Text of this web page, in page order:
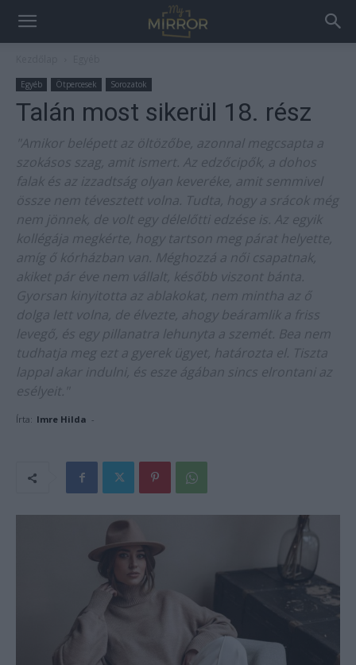
Egyéb Ötpercesek Sorozatok
Talán most sikerül 18. rész
"Amikor belépett az öltözőbe, azonnal megcsapta a
szokásos szag, amit ismert. Az edzőcipők, a dohos
falak és az izzadtság olyan keveréke, amit semmivel
össze nem tévesztett volna. Tudta, hogy a srácok még
nem jönnek, de volt egy délelőtti edzése is. Az egyik
kollégája megkérte, hogy tartson meg párat helyette,
amíg ő kórházban van. Méghozzá a női csapatnak,
akiket pár éve nem vállalt, később viszont bánta.
Gyorsan kinyitotta az ablakokat, nem mintha az ő
dolga lett volna, de élvezte, ahogy beáramlik a friss
levegő, és egy pillanatra lehunyta a szemét. Bea nem
tudhatja meg ezt a gyerek ügyet, határozta el. Tiszta
lappal akar indulni, és esze ágában sincs elrontani az
esélyeit."
Írta: Imre Hilda -